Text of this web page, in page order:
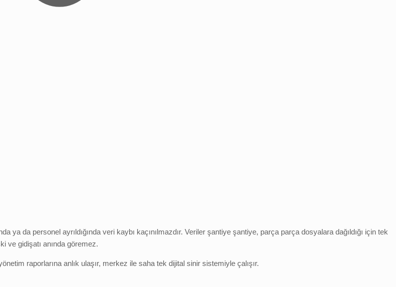
ya da personel ayrıldığında veri kaybı kaçınılmazdır. Veriler şantiye şantiye, parça parça dosyalara dağıldığı için tek
ve gidişatı anında göremez.
raporlarına anlık ulaşır, merkez ile saha tek dijital sinir sistemiyle çalışır.